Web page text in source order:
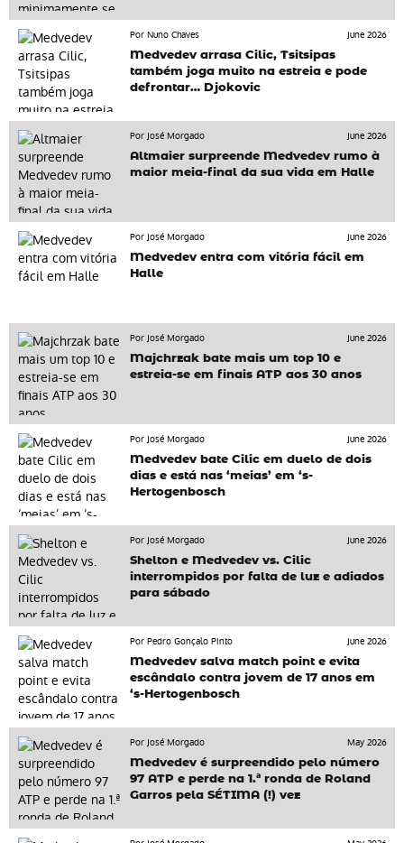
Por Nuno Chaves
June 2026
Medvedev arrasa Cilic, Tsitsipas
também joga muito na estreia e pode
defrontar… Djokovic
Por José Morgado
June 2026
Altmaier surpreende Medvedev rumo à
maior meia-final da sua vida em Halle
Por José Morgado
June 2026
Medvedev entra com vitória fácil em
Halle
Por José Morgado
June 2026
Majchrzak bate mais um top 10 e
estreia-se em finais ATP aos 30 anos
Por José Morgado
June 2026
Medvedev bate Cilic em duelo de dois
dias e está nas ‘meias’ em ‘s-
Hertogenbosch
Por José Morgado
June 2026
Shelton e Medvedev vs. Cilic
interrompidos por falta de luz e adiados
para sábado
Por Pedro Gonçalo Pinto
June 2026
Medvedev salva match point e evita
escândalo contra jovem de 17 anos em
‘s-Hertogenbosch
Por José Morgado
May 2026
Medvedev é surpreendido pelo número
97 ATP e perde na 1.ª ronda de Roland
Garros pela SÉTIMA (!) vez